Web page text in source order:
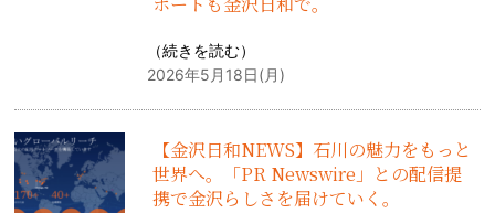
（続きを読む）
2026年5月18日(月)
【金沢日和NEWS】石川の魅力をもっと
世界へ。「PR Newswire」との配信提
携で金沢らしさを届けていく。